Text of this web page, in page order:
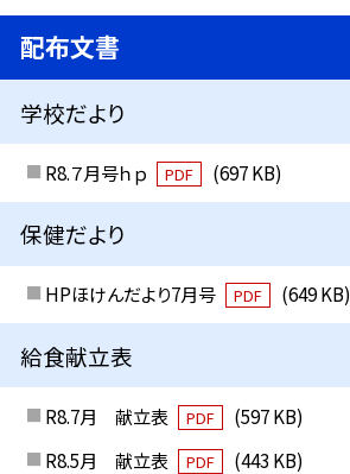
配布文書
学校だより
R8.７月号ｈｐ PDF (697 KB)
保健だより
HPほけんだより7月号 PDF (649 KB)
給食献立表
R8.7月 献立表 PDF
(597 KB)
R8.5月 献立表
PDF (443 KB)